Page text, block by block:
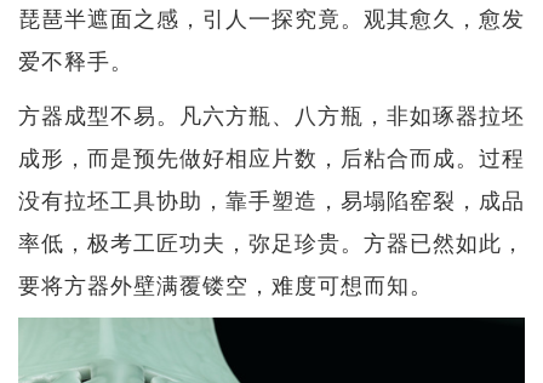
琵琶半遮面之感，引人一探究竟。观其愈久，愈发
爱不释手。
方器成型不易。凡六方瓶、八方瓶，非如琢器拉坯
成形，而是预先做好相应片数，后粘合而成。过程
没有拉坯工具协助，靠手塑造，易塌陷窑裂，成品
率低，极考工匠功夫，弥足珍贵。方器已然如此，
要将方器外壁满覆镂空，难度可想而知。